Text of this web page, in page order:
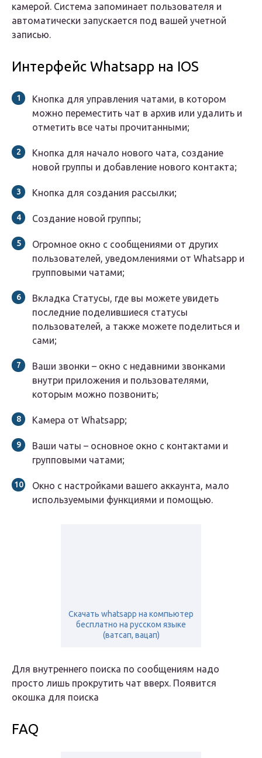
камерой. Система запоминает пользователя и
автоматически запускается под вашей учетной
записью.
Интерфейс Whatsapp на IOS
Кнопка для управления чатами, в котором
можно переместить чат в архив или удалить и
отметить все чаты прочитанными;
Кнопка для начало нового чата, создание
новой группы и добавление нового контакта;
Кнопка для создания рассылки;
Создание новой группы;
Огромное окно с сообщениями от других
пользователей, уведомлениями от Whatsapp и
групповыми чатами;
Вкладка Статусы, где вы можете увидеть
последние поделившиеся статусы
пользователей, а также можете поделиться и
сами;
Ваши звонки – окно с недавними звонками
внутри приложения и пользователями,
которым можно позвонить;
Камера от Whatsapp;
Ваши чаты – основное окно с контактами и
групповыми чатами;
Окно с настройками вашего аккаунта, мало
используемыми функциями и помощью.
Скачать whatsapp на компьютер
бесплатно на русском языке
(ватсап, вацап)
Для внутреннего поиска по сообщениям надо
просто лишь прокрутить чат вверх. Появится
окошка для поиска
FAQ